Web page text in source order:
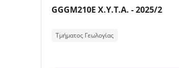
Εικόνα μαθήματος
Όνομα μαθήματος
GGGM210E Χ.Υ.Τ.Α. - 2025/2
Τμήματος Γεωλογίας